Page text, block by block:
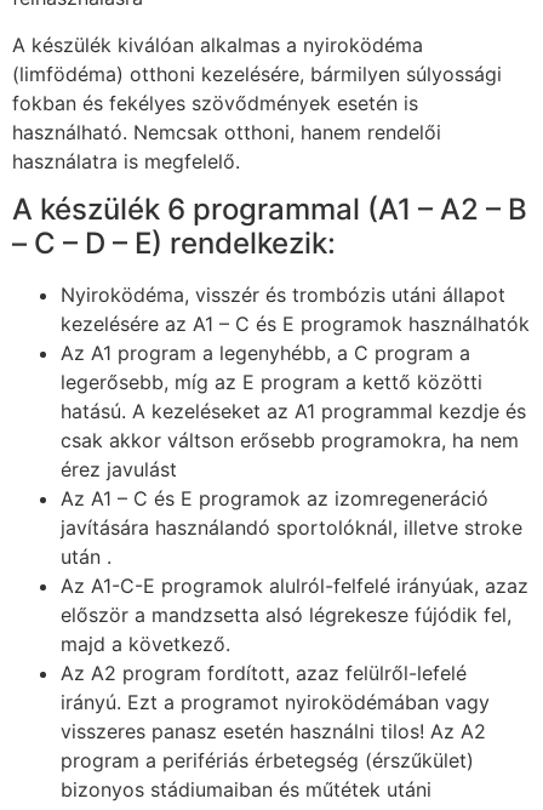
A készülék kiválóan alkalmas a nyiroködéma
(limfödéma) otthoni kezelésére, bármilyen súlyossági
fokban és fekélyes szövődmények esetén is
használható. Nemcsak otthoni, hanem rendelői
használatra is megfelelő.
A készülék 6 programmal (A1 – A2 – B
– C – D – E) rendelkezik:
Nyiroködéma, visszér és trombózis utáni állapot
kezelésére az A1 – C és E programok használhatók
Az A1 program a legenyhébb, a C program a
legerősebb, míg az E program a kettő közötti
hatású. A kezeléseket az A1 programmal kezdje és
csak akkor váltson erősebb programokra, ha nem
érez javulást
Az A1 – C és E programok az izomregeneráció
javítására használandó sportolóknál, illetve stroke
után .
Az A1-C-E programok alulról-felfelé irányúak, azaz
először a mandzsetta alsó légrekesze fújódik fel,
majd a következő.
Az A2 program fordított, azaz felülről-lefelé
irányú. Ezt a programot nyiroködémában vagy
visszeres panasz esetén használni tilos! Az A2
program a perifériás érbetegség (érszűkület)
bizonyos stádiumaiban és műtétek utáni